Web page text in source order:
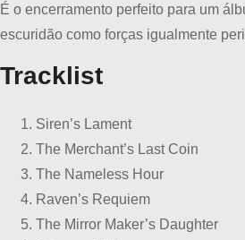
É o encerramento perfeito para um
escuridão como forças igualmente
Tracklist
Siren’s Lament
The Merchant’s Last Coin
The Nameless Hour
Raven’s Requiem
The Mirror Maker’s Daughter